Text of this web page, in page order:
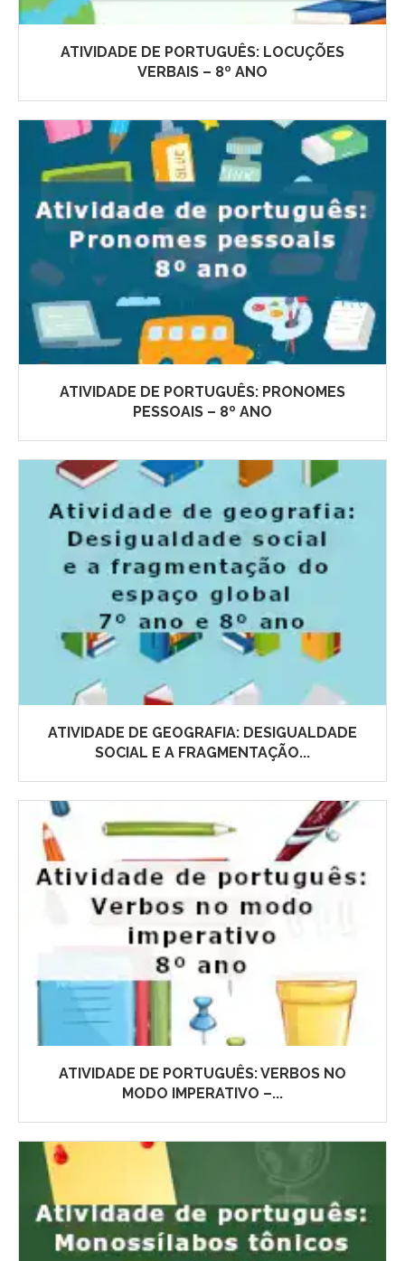
ATIVIDADE DE PORTUGUÊS: LOCUÇÕES
VERBAIS – 8º ANO
ATIVIDADE DE PORTUGUÊS: PRONOMES
PESSOAIS – 8º ANO
ATIVIDADE DE GEOGRAFIA: DESIGUALDADE
SOCIAL E A FRAGMENTAÇÃO...
ATIVIDADE DE PORTUGUÊS: VERBOS NO
MODO IMPERATIVO –...